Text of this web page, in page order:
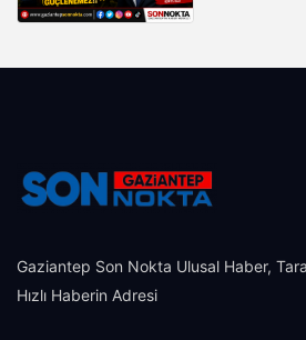
Gaziantep Son Nokta Ulusal Haber,
Hızlı Haberin Adresi